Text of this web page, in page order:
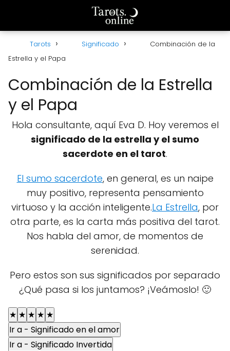
Tarots Significado
Combinación de la
Estrella y el Papa
Combinación de la Estrella
y el Papa
Hola consultante, aquí Eva D. Hoy veremos el
significado de la estrella y el sumo
sacerdote en el tarot.
El sumo sacerdote, en general, es un naipe
muy positivo, representa pensamiento
virtuoso y la acción inteligente.La Estrella, por
otra parte, es la carta más positiva del tarot.
Nos habla del amor, de momentos de
serenidad.
Pero estos son sus significados por separado
¿Qué pasa si los juntamos? ¡Veámoslo! 🙂
★ ★ ★ ★ ★
Ir a - Significado en el amor
Ir a - Significado Invertida